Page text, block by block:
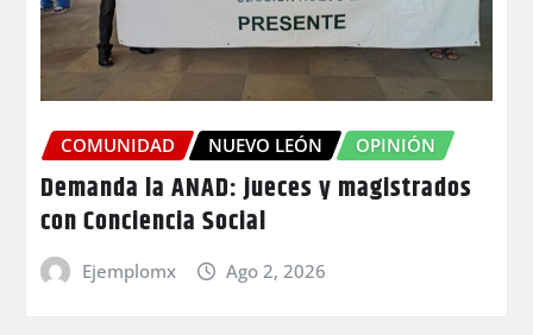
COMUNIDAD NUEVO LEÓN OPINIÓN
Demanda la ANAD: jueces y magistrados
con Conciencia Social
Ejemplomx Ago 2, 2026